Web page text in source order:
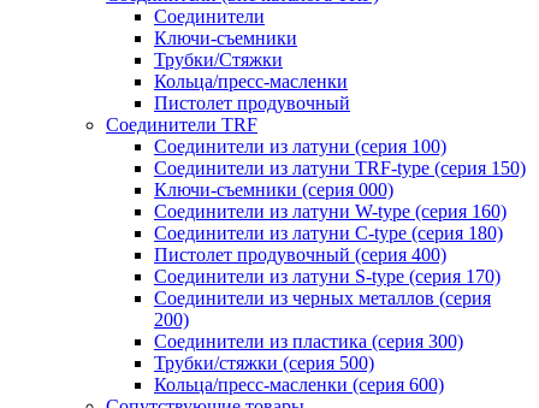
Соединители
Ключи-cъемники
Трубки/Стяжки
Кольца/пресс-масленки
Пистолет продувочный
Соединители TRF
Соединители из латуни (серия 100)
Соединители из латуни TRF-type (серия 150)
Ключи-съемники (серия 000)
Соединители из латуни W-type (серия 160)
Соединители из латуни С-type (серия 180)
Пистолет продувочный (серия 400)
Соединители из латуни S-type (серия 170)
Соединители из черных металлов (серия
200)
Соединители из пластика (серия 300)
Трубки/стяжки (серия 500)
Кольца/пресс-масленки (серия 600)